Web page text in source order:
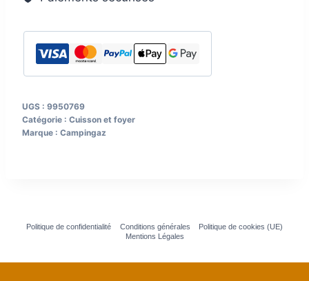
UGS : 9950769
Catégorie : Cuisson et foyer
Marque : Campingaz
Politique de confidentialité Conditions générales
Politique de cookies (UE)
Mentions Légales